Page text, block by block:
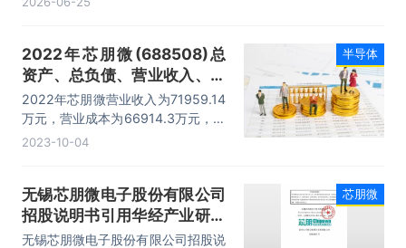
2022年芯朋微(688508)总
资产、总负债、营业收入、营
业成本及净利润统计
2022年芯朋微营业收入为71959.14
万元，营业成本为66914.3万元，归
母公司净利润为8984.44万元，总
2023-10-04
半导体
无锡芯朋微电子股份有限公司
招股说明书引用华经产业研究
院数据
无锡芯朋微电子股份有限公司招股说
芯朋微